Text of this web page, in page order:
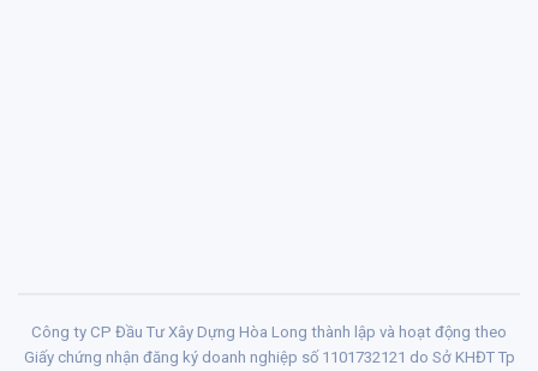
Công ty CP Đầu Tư Xây Dựng Hòa Long thành lập và hoạt động theo
Giấy chứng nhận đăng ký doanh nghiệp số 1101732121 do Sở KHĐT Tp